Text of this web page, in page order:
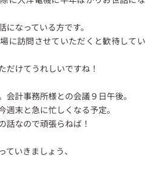
なっている方です。
に訪問させていただくと歓待してい
だけてうれしいですね！
会計事務所様との会議９日午後。
週末と急に忙しくなる予定。
話なので頑張らねば！
いきましょう、